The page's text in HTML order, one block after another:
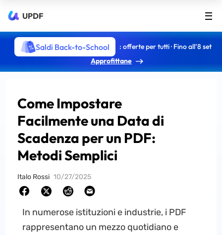
UPDF
Saldi Back-to-School
: offerte per tutti · Fino all’8 set
Approfittane
Come Impostare
Facilmente una Data di
Scadenza per un PDF:
Metodi Semplici
Italo Rossi 10/27/2025
In numerose istituzioni e industrie, i PDF
rappresentano un mezzo quotidiano e